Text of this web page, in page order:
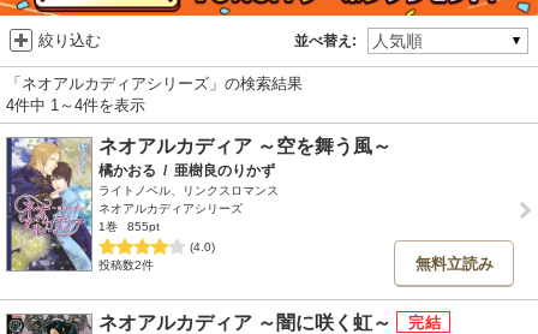
並べ替え:
絞り込む
「ネオアルカディアシリーズ」の検索結果
4件中 1～4件を表示
ネオアルカディア ～空を舞う風～
橘かおる / 亜樹良のりかず
ライトノベル、リンクスロマンス
ネオアルカディアシリーズ
1巻
855pt
(4.0)
投稿数2件
無料立読み
ネオアルカディア ～闇に咲く虹～